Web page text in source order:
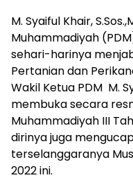
M. Syaiful Khair,
Muhammadiyah
sehari-harinya
Pertanian dan
Wakil Ketua PDM M.
membuka secara
Muhammadiyah III
dirinya juga
terselanggaranya
2022 ini.